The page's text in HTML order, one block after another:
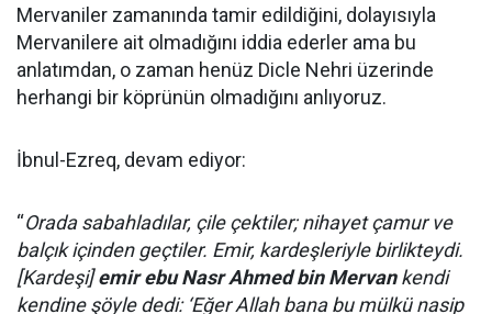
Mervaniler zamanında tamir edildiğini, dolayısıyla
Mervanilere ait olmadığını iddia ederler ama bu
anlatımdan, o zaman henüz Dicle Nehri üzerinde
herhangi bir köprünün olmadığını anlıyoruz.
İbnul-Ezreq, devam ediyor:
“Orada sabahladılar, çile çektiler; nihayet çamur ve
balçık içinden geçtiler. Emir, kardeşleriyle birlikteydi.
[Kardeşi]emir ebu Nasr Ahmed bin Mervankendi
kendine şöyle dedi: ‘Eğer Allah bana bu mülkü nasip